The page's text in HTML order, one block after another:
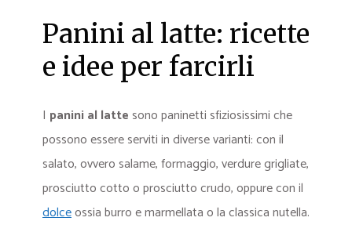
Panini al latte: ricette
e idee per farcirli
I panini al latte sono paninetti sfiziosissimi che
possono essere serviti in diverse varianti: con il
salato, ovvero salame, formaggio, verdure grigliate,
prosciutto cotto o prosciutto crudo, oppure con il
dolceossia burro e marmellata o la classica nutella.